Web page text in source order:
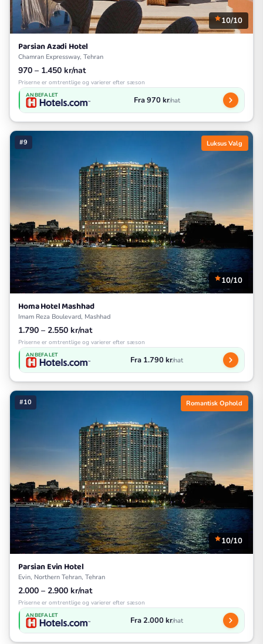
10/10
Parsian Azadi Hotel
Chamran Expressway, Tehran
970 – 1.450 kr/nat
Priserne er omtrentlige og varierer efter sæson
ANBEFALET Fra 970 kr/nat
#9 Luksus Valg
10/10
Homa Hotel Mashhad
Imam Reza Boulevard, Mashhad
1.790 – 2.550 kr/nat
Priserne er omtrentlige og varierer efter sæson
ANBEFALET Fra 1.790 kr/nat
#10 Romantisk Ophold
10/10
Parsian Evin Hotel
Evin, Northern Tehran, Tehran
2.000 – 2.900 kr/nat
Priserne er omtrentlige og varierer efter sæson
ANBEFALET Fra 2.000 kr/nat